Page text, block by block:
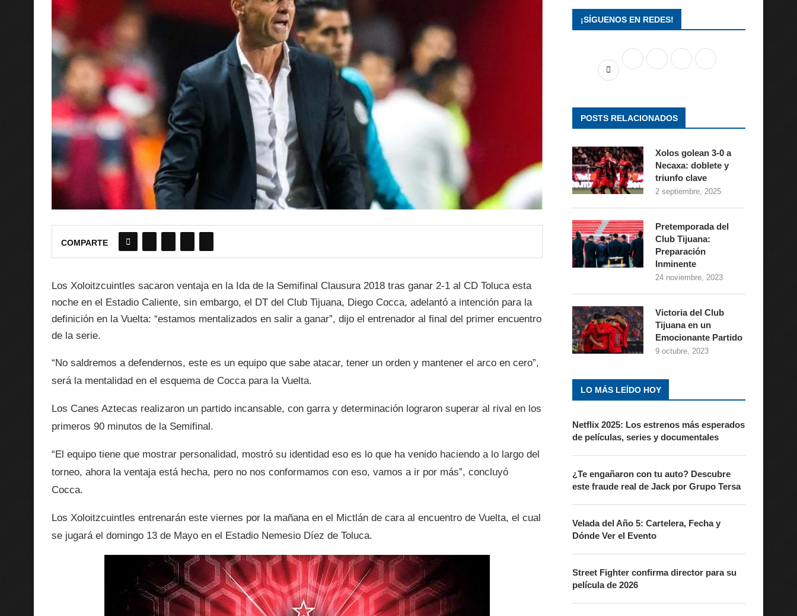
COMPARTE
Los Xoloitzcuintles sacaron ventaja en la Ida de la Semifinal Clausura 2018 tras ganar 2-1 al CD Toluca esta
noche en el Estadio Caliente, sin embargo, el DT del Club Tijuana, Diego Cocca, adelantó a intención para la
definición en la Vuelta: “estamos mentalizados en salir a ganar”, dijo el entrenador al final del primer encuentro
de la serie.
“No saldremos a defendernos, este es un equipo que sabe atacar, tener un orden y mantener el arco en cero”,
será la mentalidad en el esquema de Cocca para la Vuelta.
Los Canes Aztecas realizaron un partido incansable, con garra y determinación lograron superar al rival en los
primeros 90 minutos de la Semifinal.
“El equipo tiene que mostrar personalidad, mostró su identidad eso es lo que ha venido haciendo a lo largo del
torneo, ahora la ventaja está hecha, pero no nos conformamos con eso, vamos a ir por más”, concluyó
Cocca.
Los Xoloitzcuintles entrenarán este viernes por la mañana en el Mictlán de cara al encuentro de Vuelta, el cual
se jugará el domingo 13 de Mayo en el Estadio Nemesio Díez de Toluca.
¡SÍGUENOS EN REDES!
POSTS RELACIONADOS
Xolos golean 3-0 a
Necaxa: doblete y
triunfo clave
2 septiembre, 2025
Pretemporada del
Club Tijuana:
Preparación
Inminente
24 noviembre, 2023
Victoria del Club
Tijuana en un
Emocionante Partido
9 octubre, 2023
LO MÁS LEÍDO HOY
Netflix 2025: Los estrenos más esperados
de películas, series y documentales
¿Te engañaron con tu auto? Descubre
este fraude real de Jack por Grupo Tersa
Velada del Año 5: Cartelera, Fecha y
Dónde Ver el Evento
Street Fighter confirma director para su
película de 2026